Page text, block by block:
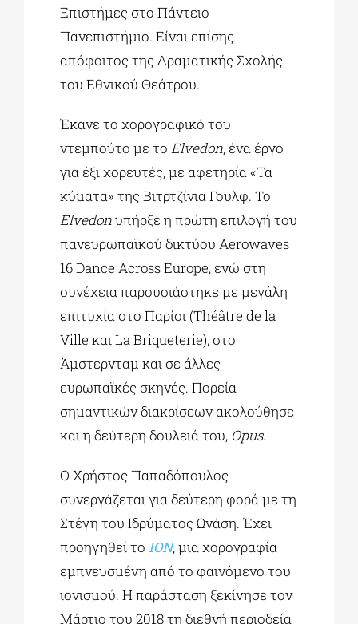
Επιστήμες στο Πάντειο
Πανεπιστήμιο. Είναι επίσης
απόφοιτος της Δραματικής Σχολής
του Εθνικού Θεάτρου.
Έκανε το χορογραφικό του
ντεμπούτο με το Εlvedon, ένα έργο
για έξι χορευτές, με αφετηρία «Τα
κύματα» της Βιτρτζίνια Γουλφ. Το
Εlvedonυπήρξε η πρώτη επιλογή του
πανευρωπαϊκού δικτύου Aerowaves
16 Dance Across Europe, ενώ στη
συνέχεια παρουσιάστηκε με μεγάλη
επιτυχία στο Παρίσι (Théâtre de la
Ville και La Briqueterie), στο
Άμστερνταμ και σε άλλες
ευρωπαϊκές σκηνές. Πορεία
σημαντικών διακρίσεων ακολούθησε
και η δεύτερη δουλειά του, Opus.
Ο Χρήστος Παπαδόπουλος
συνεργάζεται για δεύτερη φορά με τη
Στέγη του Ιδρύματος Ωνάση. Έχει
προηγηθεί το ΙON, μια χορογραφία
εμπνευσμένη από το φαινόμενο του
ιονισμού. Η παράσταση ξεκίνησε τον
Μάρτιο του 2018 τη διεθνή περιοδεία